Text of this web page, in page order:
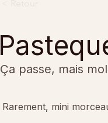
Ça passe, mais
Rarement, mini